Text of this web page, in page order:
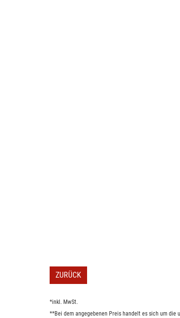
ZURÜCK
*inkl. MwSt.
**Bei dem angegebenen Preis handelt es sich um